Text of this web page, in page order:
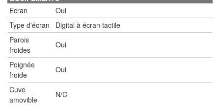
Ecran
Oui
Type d'écran
Digital à écran tactile
Parois
froides
Oui
Poignée
froide
Oui
Cuve
amovible
N/C